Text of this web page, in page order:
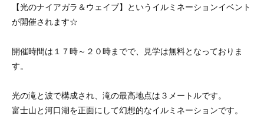
【光のナイアガラ＆ウェイブ】というイルミネーションイベント
が開催されます☆
開催時間は１７時～２０時までで、見学は無料となっておりま
す。
光の滝と波で構成され、滝の最高地点は３メートルです。
富士山と河口湖を正面にして幻想的なイルミネーションです。